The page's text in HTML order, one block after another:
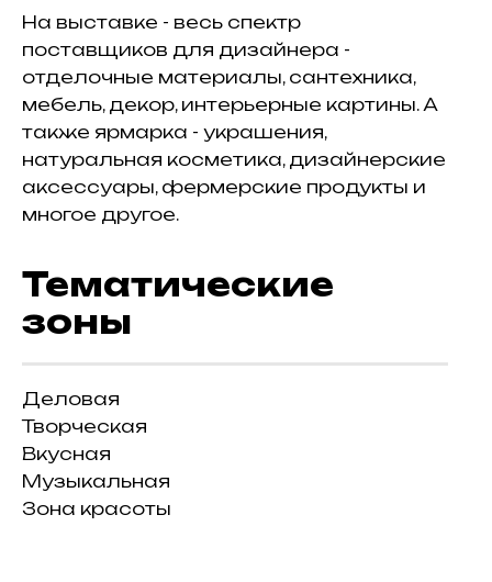
На выставке - весь спектр
поставщиков для дизайнера -
отделочные материалы, сантехника,
мебель, декор, интерьерные картины. А
также ярмарка - украшения,
натуральная косметика, дизайнерские
аксессуары, фермерские продукты и
многое другое.
Тематические
зоны
Деловая
Творческая
Вкусная
Музыкальная
Зона красоты